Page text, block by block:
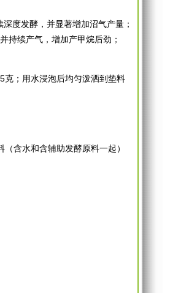
度发酵，并显著增加沼气产量；
续产气，增加产甲烷后劲；
；用水浸泡后均匀泼洒到垫料
含水和含辅助发酵原料一起）